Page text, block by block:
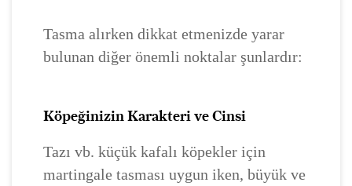
Tasma alırken dikkat etmenizde yarar
bulunan diğer önemli noktalar şunlardır:
Köpeğinizin Karakteri ve Cinsi
Tazı vb. küçük kafalı köpekler için
martingale tasması uygun iken, büyük ve